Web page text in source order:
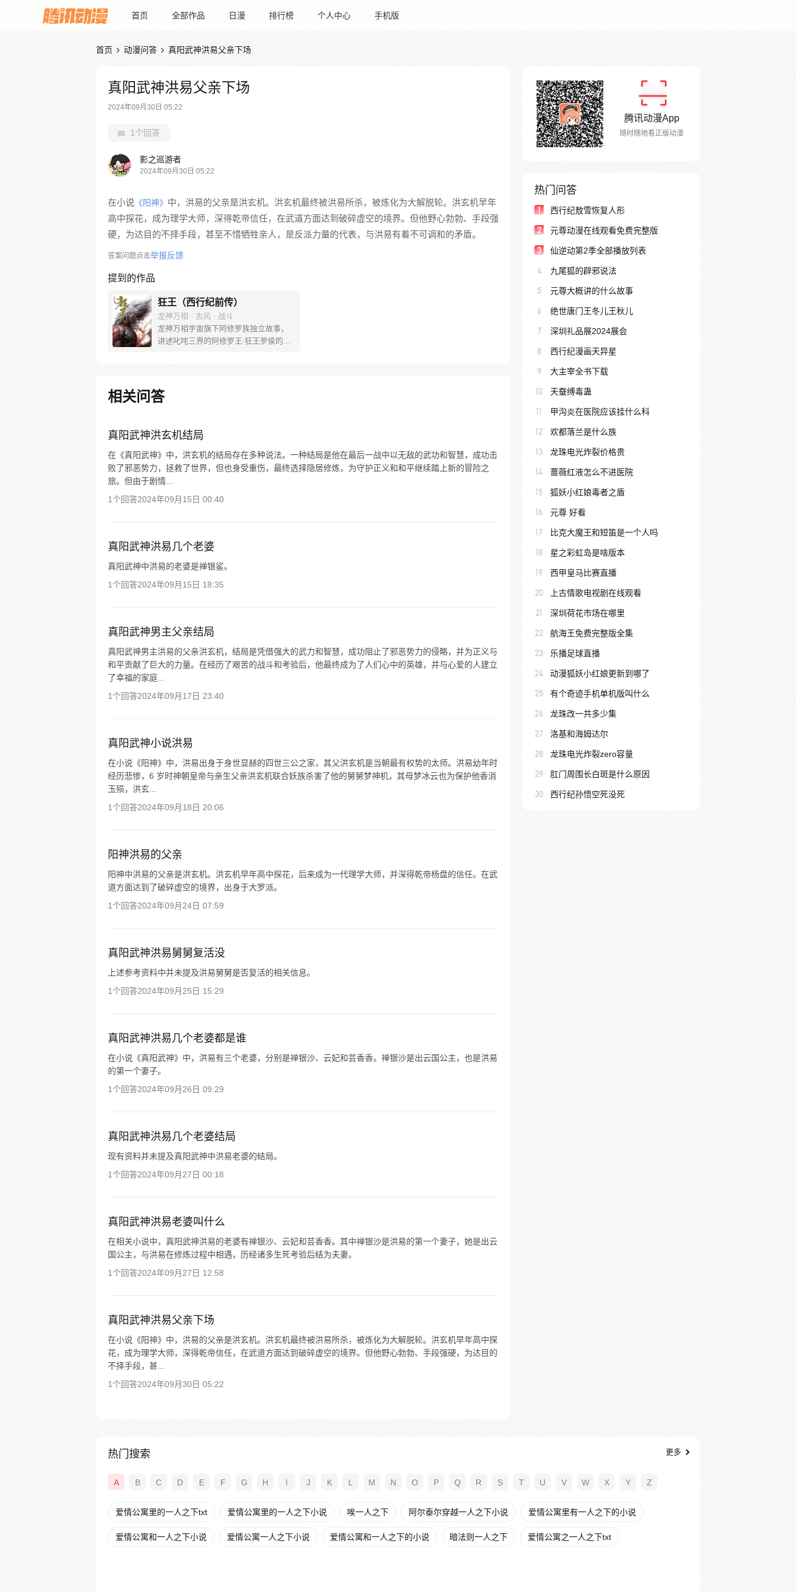
首页 全部作品 日漫 排行榜 个人中心 手机版
首页  动漫问答  真阳武神洪易父亲下场
真阳武神洪易父亲下场
2024年09月30日 05:22
1个回答
影之巡游者
2024年09月30日 05:22
在小说 《阳神》 中，洪易的父亲是洪玄机。洪玄机最终被洪易所杀，被炼化为大解脱轮。洪玄机早年
高中探花，成为理学大师，深得乾帝信任，在武道方面达到破碎虚空的境界。但他野心勃勃、手段强
硬，为达目的不择手段，甚至不惜牺牲亲人，是反派力量的代表，与洪易有着不可调和的矛盾。
答案问题点击举报反馈
提到的作品
狂王（西行纪前传）
龙神万相 · 古风 · 战斗
龙神万相宇宙旗下阿修罗族独立故事，
讲述叱咤三界的阿修罗王·狂王罗侯的称
亡与重生，蜕变的少年有鱼最终背负挚
友的信念成为阿修罗王—狂王，更名罗
发，少年新王能否担起重任
相关问答
真阳武神洪玄机结局
在《真阳武神》中，洪玄机的结局存在多种说法。一种结局是他在最后一战中以无敌的武功和智慧，成功击
败了邪恶势力，拯救了世界，但也身受重伤，最终选择隐居修炼，为守护正义和和平继续踏上新的冒险之
旅。但由于剧情...
1个回答2024年09月15日 00:40
真阳武神洪易几个老婆
真阳武神中洪易的老婆是禅银鲨。
1个回答2024年09月15日 18:35
真阳武神男主父亲结局
真阳武神男主洪易的父亲洪玄机，结局是凭借强大的武力和智慧，成功阻止了邪恶势力的侵略，并为正义与
和平贡献了巨大的力量。在经历了艰苦的战斗和考验后，他最终成为了人们心中的英雄，并与心爱的人建立
了幸福的家庭...
1个回答2024年09月17日 23:40
真阳武神小说洪易
在小说《阳神》中，洪易出身于身世显赫的四世三公之家，其父洪玄机是当朝最有权势的太师。洪易幼年时
经历悲惨，6 岁时神朝皇帝与亲生父亲洪玄机联合妖族杀害了他的舅舅梦神机，其母梦冰云也为保护他香消
玉殒，洪玄...
1个回答2024年09月18日 20:06
阳神洪易的父亲
阳神中洪易的父亲是洪玄机。洪玄机早年高中探花，后来成为一代理学大师，并深得乾帝杨盘的信任。在武
道方面达到了破碎虚空的境界，出身于大罗派。
1个回答2024年09月24日 07:59
真阳武神洪易舅舅复活没
上述参考资料中并未提及洪易舅舅是否复活的相关信息。
1个回答2024年09月25日 15:29
真阳武神洪易几个老婆都是谁
在小说《真阳武神》中，洪易有三个老婆，分别是禅银沙、云妃和芸香香。禅银沙是出云国公主，也是洪易
的第一个妻子。
1个回答2024年09月26日 09:29
真阳武神洪易几个老婆结局
现有资料并未提及真阳武神中洪易老婆的结局。
1个回答2024年09月27日 00:18
真阳武神洪易老婆叫什么
在相关小说中，真阳武神洪易的老婆有禅银沙、云妃和芸香香。其中禅银沙是洪易的第一个妻子，她是出云
国公主，与洪易在修炼过程中相遇，历经诸多生死考验后结为夫妻。
1个回答2024年09月27日 12:58
真阳武神洪易父亲下场
在小说《阳神》中，洪易的父亲是洪玄机。洪玄机最终被洪易所杀，被炼化为大解脱轮。洪玄机早年高中探
花，成为理学大师，深得乾帝信任，在武道方面达到破碎虚空的境界。但他野心勃勃、手段强硬，为达目的
不择手段，甚...
1个回答2024年09月30日 05:22
腾讯动漫App
随时随地看正版动漫
热门问答
1 西行纪敖雪恢复人形
2 元尊动漫在线观看免费完整版
3 仙逆动第2季全部播放列表
4 九尾狐的辟邪说法
5 元尊大概讲的什么故事
6 绝世唐门王冬儿王秋儿
7 深圳礼品展2024展会
8 西行纪漫画天异星
9 大主宰全书下载
10 天蚕缚毒蛊
11 甲沟炎在医院应该挂什么科
12 欢都落兰是什么族
13 龙珠电光炸裂价格贵
14 蔷薇红液怎么不进医院
15 狐妖小红娘毒者之盾
16 元尊 好看
17 比克大魔王和短笛是一个人吗
18 星之彩虹岛是啥版本
19 西甲皇马比赛直播
20 上古情歌电视剧在线观看
21 深圳荷花市场在哪里
22 航海王免费完整版全集
23 乐播足球直播
24 动漫狐妖小红娘更新到哪了
25 有个奇迹手机单机版叫什么
26 龙珠改一共多少集
27 洛基和海姆达尔
28 龙珠电光炸裂zero容量
29 肛门周围长白斑是什么原因
30 西行纪孙悟空死没死
热门搜索 更多
A B C D E F G H I J K L M N O P Q R S T U V W X Y Z
爱情公寓里的一人之下txt 爱情公寓里的一人之下小说 唉一人之下 阿尔泰尔穿越一人之下小说 爱情公寓里有一人之下的小说
爱情公寓和一人之下小说 爱情公寓一人之下小说 爱情公寓和一人之下的小说 暗法则一人之下 爱情公寓之一人之下txt